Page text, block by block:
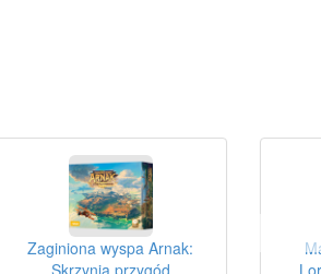
Zaginiona wyspa Arnak:
Skrzynia przygód